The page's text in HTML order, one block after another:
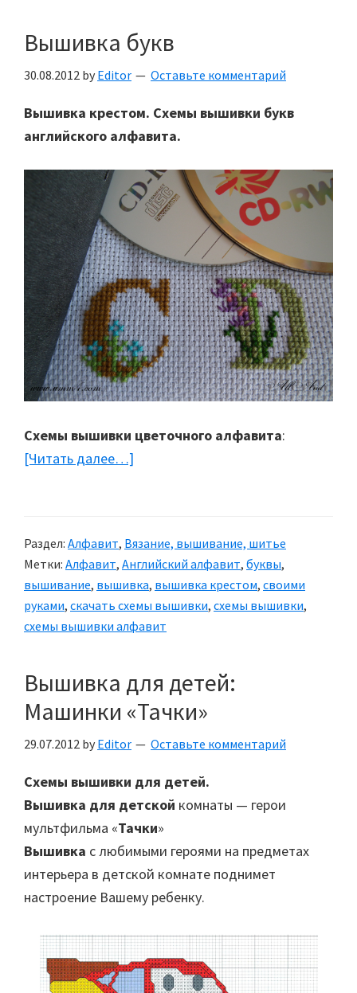
Вышивка букв
30.08.2012 by Editor Оставьте комментарий
Вышивка крестом. Схемы вышивки букв
английского алфавита.
Схемы вышивки цветочного алфавита:
[Читать далее…]
Раздел: Алфавит, Вязание, вышивание, шитье
Метки: Алфавит, Английский алфавит, буквы,
вышивание, вышивка, вышивка крестом, своими
руками, скачать схемы вышивки, схемы вышивки,
схемы вышивки алфавит
Вышивка для детей:
Машинки «Тачки»
29.07.2012 by Editor Оставьте комментарий
Схемы вышивки для детей.
Вышивка для детской комнаты — герои
мультфильма «Тачки»
Вышивка с любимыми героями на предметах
интерьера в детской комнате поднимет
настроение Вашему ребенку.